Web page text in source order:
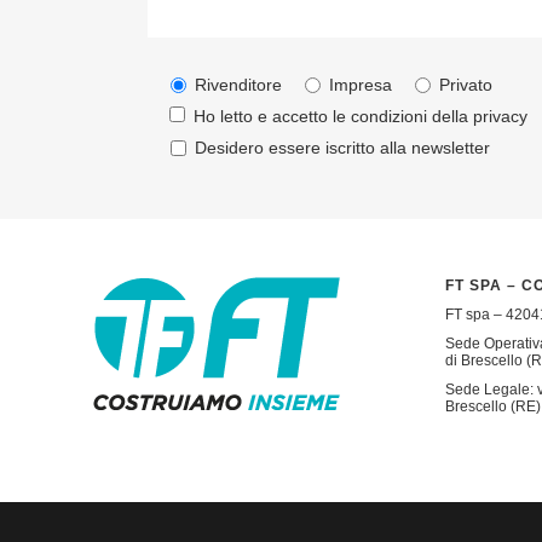
Rivenditore Impresa
Privato
Ho letto e accetto le condizioni della privacy
Desidero essere iscritto alla newsletter
FT SPA –
FT spa –
Sede
di Brescello
Sede Legale:
Brescello